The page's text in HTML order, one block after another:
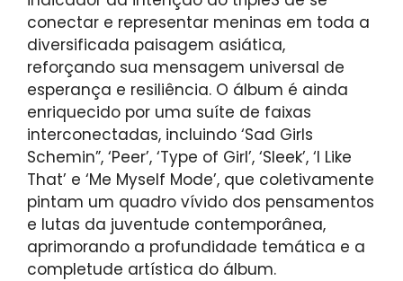
conectar e representar meninas em toda a
diversificada paisagem asiática,
reforçando sua mensagem universal de
esperança e resiliência. O álbum é ainda
enriquecido por uma suíte de faixas
interconectadas, incluindo ‘Sad Girls
Schemin”, ‘Peer’, ‘Type of Girl’, ‘Sleek’, ‘I Like
That’ e ‘Me Myself Mode’, que coletivamente
pintam um quadro vívido dos pensamentos
e lutas da juventude contemporânea,
aprimorando a profundidade temática e a
completude artística do álbum.